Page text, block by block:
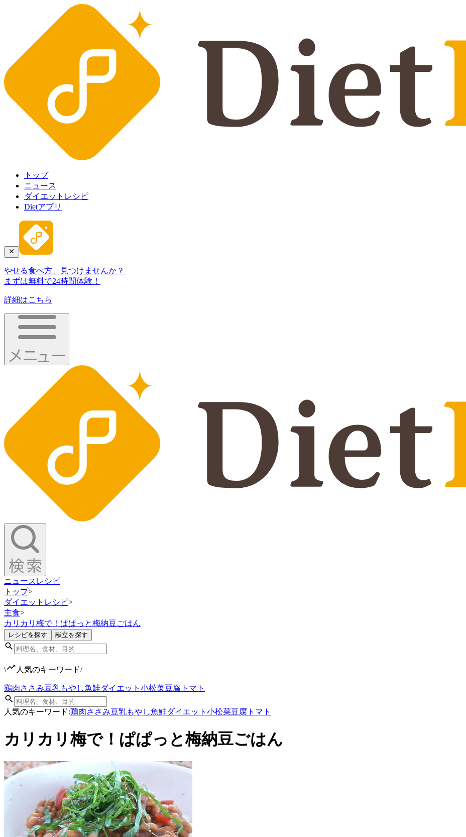
トップ
ニュース
ダイエットレシピ
Dietアプリ
やせる食べ方、見つけませんか？
まずは無料で24時間体験！
詳細はこちら
ニュース レシピ
トップ>
ダイエットレシピ>
主食>
カリカリ梅で！ぱぱっと梅納豆ごはん
レシピを探す 献立を探す
\ 人気のキーワード/
鶏肉ささみ豆乳もやし魚鮭ダイエット 小松菜豆腐 トマト
人気のキーワード:鶏肉ささみ豆乳もやし魚鮭ダイエット 小松菜豆腐 トマト
カリカリ梅で！ぱぱっと梅納豆ごはん